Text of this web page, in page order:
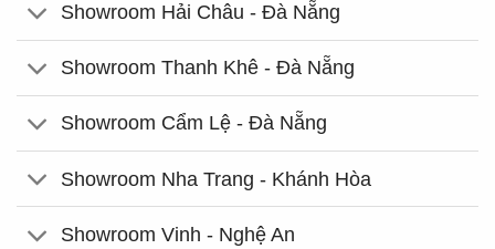
Showroom Hải Châu - Đà Nẵng
Showroom Thanh Khê - Đà Nẵng
Showroom Cẩm Lệ - Đà Nẵng
Showroom Nha Trang - Khánh Hòa
Showroom Vinh - Nghệ An